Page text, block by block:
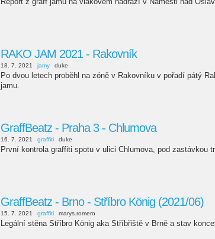
RAKO JAM 2021 - Rakovník
18. 7. 2021 jamy duke
Po dvou letech proběhl na zóně v Rakovníku v pořadí pátý
jamu.
GraffBeatz - Praha 3 - Chlumova
16. 7. 2021 graffiti duke
První kontrola graffiti spotu v ulici Chlumova, pod zastávkou
GraffBeatz - Brno - Stříbro König (2021/06)
15. 7. 2021 graffiti marys.romero
Legální stěna Stříbro König aka Stříbřiště v Brně a stav